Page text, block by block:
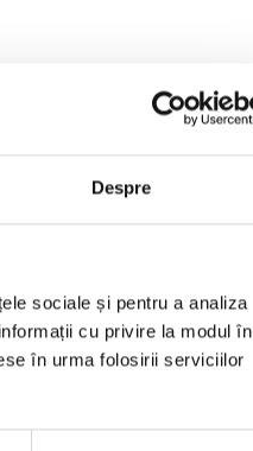
Despre
sociale și pentru a analiza
cu privire la modul în
în urma folosirii serviciilor